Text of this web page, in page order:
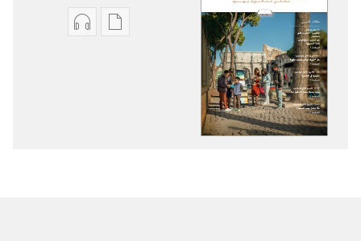
خياراتخيارات